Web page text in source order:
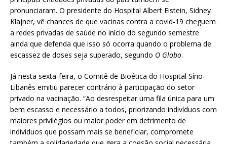
pronunciaram. O presidente do Hospital Albert Eistein, Sidney
Klajner, vê chances de que vacinas contra a covid-19 cheguem
a redes privadas de saúde no início do segundo semestre
ainda que defenda que isso só ocorra quando o problema de
escassez de doses seja superado, segundo O Globo.
Já nesta sexta-feira, o Comitê de Bioética do Hospital Sírio-
Libanês emitiu parecer contrário à participação do setor
privado na vacinação. “Ao desrespeitar uma fila única para um
bem escasso e necessário a todos, priorizando indivíduos com
maiores privilégios ou maior poder em detrimento de
indivíduos que possam mais se beneficiar, compromete